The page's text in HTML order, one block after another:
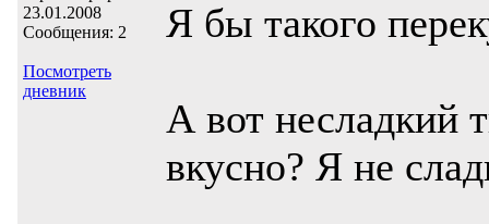
23.01.2008
Сообщения: 2
Посмотреть
дневник
Я бы такого
А вот несладкий
вкусно? Я не